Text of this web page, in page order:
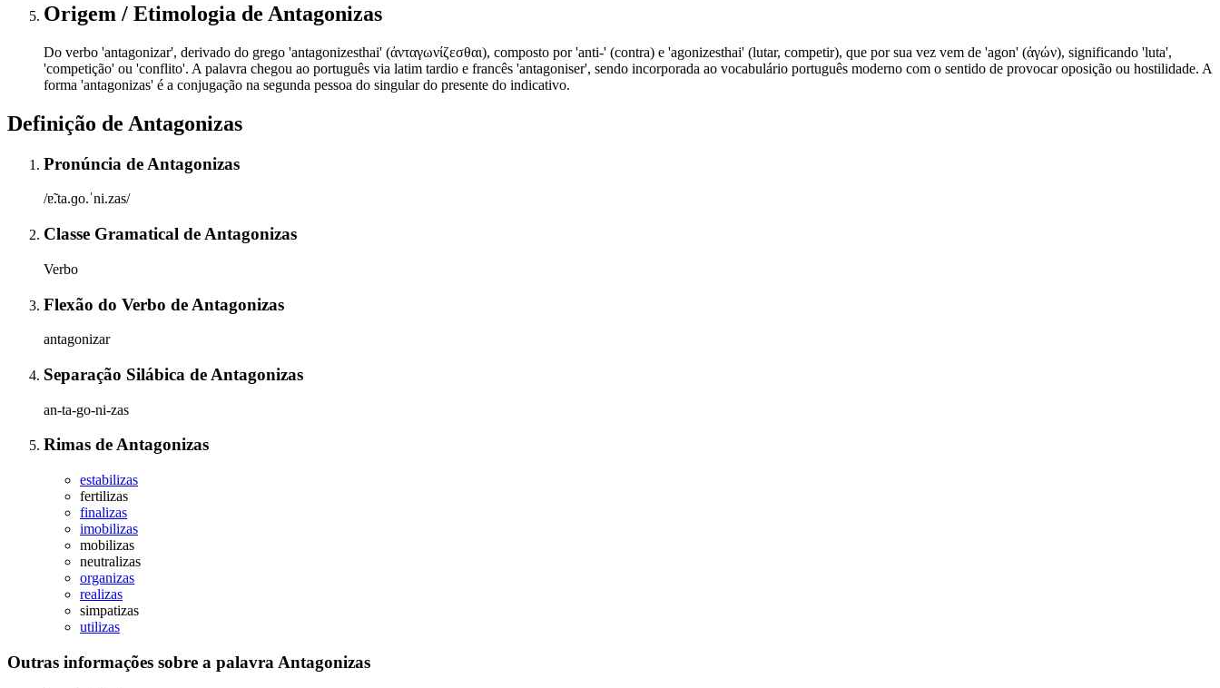
Origem / Etimologia de Antagonizas
Do verbo 'antagonizar', derivado do grego 'antagonizesthai' (ἀνταγωνίζεσθαι), composto por 'anti-' (contra) e 'agonizesthai' (lutar, competir), que por sua vez vem de 'agon' (ἀγών), significando 'luta',
'competição' ou 'conflito'. A palavra chegou ao português via latim tardio e francês 'antagoniser', sendo incorporada ao vocabulário português moderno com o sentido de provocar oposição ou hostilidade. A
forma 'antagonizas' é a conjugação na segunda pessoa do singular do presente do indicativo.
Definição de Antagonizas
Pronúncia de Antagonizas
/ɐ̃.ta.ɡo.ˈni.zas/
Classe Gramatical de Antagonizas
Verbo
Flexão do Verbo de Antagonizas
antagonizar
Separação Silábica de Antagonizas
an-ta-go-ni-zas
Rimas deAntagonizas
estabilizas
fertilizas
finalizas
imobilizas
mobilizas
neutralizas
organizas
realizas
simpatizas
utilizas
Outras informações sobre a palavra Antagonizas